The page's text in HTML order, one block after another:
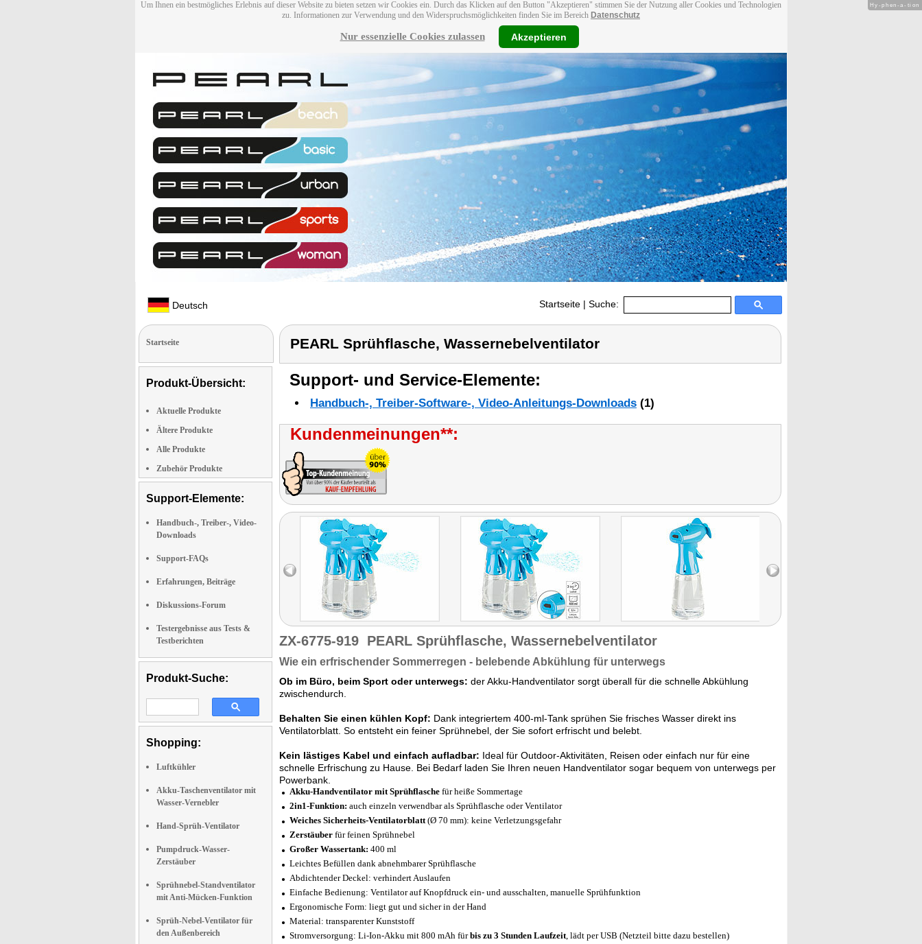
Um Ihnen ein bestmögliches Erlebnis auf dieser Website zu bieten setzen wir Cookies ein. Durch das Klicken auf den Button "Akzeptieren" stimmen Sie der Nutzung aller Cookies und Technologien
zu. Informationen zur Verwendung und den Widerspruchsmöglichkeiten finden Sie im Bereich Datenschutz
Nur essenzielle Cookies zulassen Akzeptieren
Deutsch Startseite | Suche:
Startseite
Produkt-Übersicht:
Aktuelle Produkte
Ältere Produkte
Alle Produkte
Zubehör Produkte
Support-Elemente:
Handbuch-, Treiber-, Video-
Downloads
Support-FAQs
Erfahrungen, Beiträge
Diskussions-Forum
Testergebnisse aus Tests &
Testberichten
Produkt-Suche:
Shopping:
Luftkühler
Akku-Taschenventilator mit
Wasser-Vernebler
Hand-Sprüh-Ventilator
Pumpdruck-Wasser-
Zerstäuber
Sprühnebel-Standventilator
mit Anti-Mücken-Funktion
Sprüh-Nebel-Ventilator für
den Außenbereich
PEARL Sprühflasche, Wassernebelventilator
Support- und Service-Elemente:
Handbuch-, Treiber-Software-, Video-Anleitungs-Downloads (1)
Kundenmeinungen**:
ZX-6775-919 PEARL Sprühflasche, Wassernebelventilator
Wie ein erfrischender Sommerregen - belebende Abkühlung für unterwegs
Ob im Büro, beim Sport oder unterwegs: der Akku-Handventilator sorgt überall für die schnelle Abkühlung
zwischendurch.
Behalten Sie einen kühlen Kopf: Dank integriertem 400-ml-Tank sprühen Sie frisches Wasser direkt ins
Ventilatorblatt. So entsteht ein feiner Sprühnebel, der Sie sofort erfrischt und belebt.
Kein lästiges Kabel und einfach aufladbar: Ideal für Outdoor-Aktivitäten, Reisen oder einfach nur für eine
schnelle Erfrischung zu Hause. Bei Bedarf laden Sie Ihren neuen Handventilator sogar bequem von unterwegs per
Powerbank.
Akku-Handventilator mit Sprühflasche für heiße Sommertage
2in1-Funktion: auch einzeln verwendbar als Sprühflasche oder Ventilator
Weiches Sicherheits-Ventilatorblatt(Ø 70 mm): keine Verletzungsgefahr
Zerstäuber für feinen Sprühnebel
Großer Wassertank: 400 ml
Leichtes Befüllen dank abnehmbarer Sprühflasche
Abdichtender Deckel: verhindert Auslaufen
Einfache Bedienung: Ventilator auf Knopfdruck ein- und ausschalten, manuelle Sprühfunktion
Ergonomische Form: liegt gut und sicher in der Hand
Material: transparenter Kunststoff
Stromversorgung: Li-Ion-Akku mit 800 mAh fürbis zu 3 Stunden Laufzeit, lädt per USB (Netzteil bitte dazu bestellen)
Hy-phen-a-tion